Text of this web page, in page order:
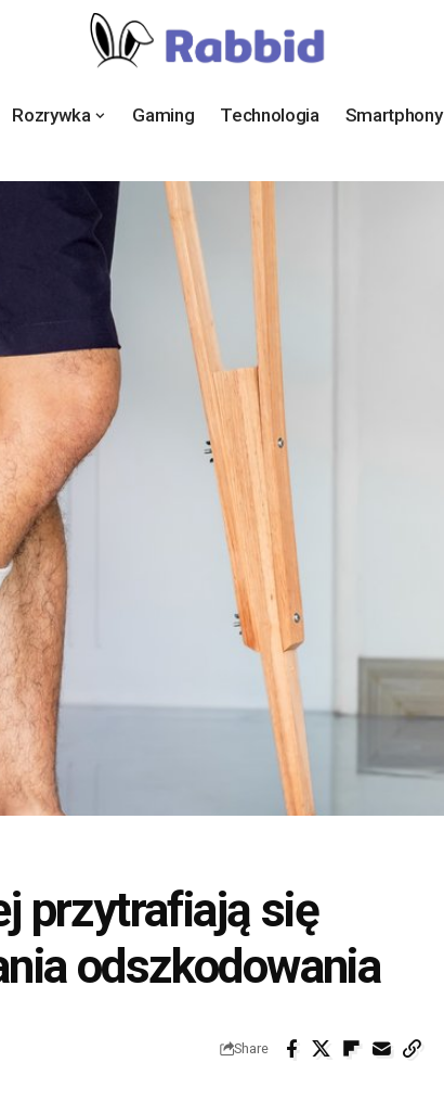
Rozrywka Gaming Technologia Smartphony
przytrafiają się
odszkodowania
Share